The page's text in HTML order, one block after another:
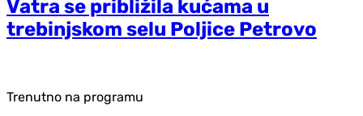
Vatra se približila kućama u
trebinjskom selu Poljice Petrovo
Trenutno na programu